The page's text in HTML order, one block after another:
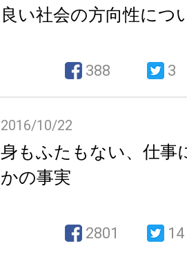
良い社会の方向性につ
388 3
2016/10/22
身もふたもない、仕事
かの事実
2801 14